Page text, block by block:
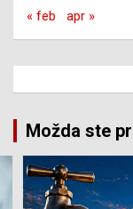
« feb
apr »
Možda ste